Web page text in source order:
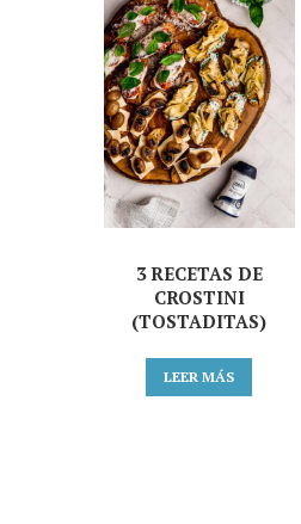
3 RECETAS DE
CROSTINI
(TOSTADITAS)
LEER MÁS